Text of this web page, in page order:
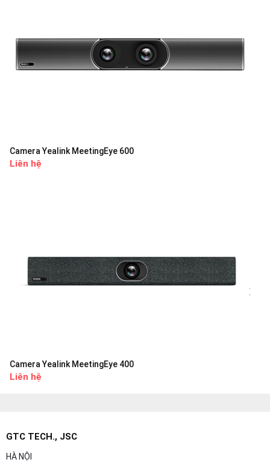
Camera Yealink MeetingEye 600
Liên hệ
Camera Yealink MeetingEye 400
Liên hệ
GTC TECH., JSC
HÀ NỘI